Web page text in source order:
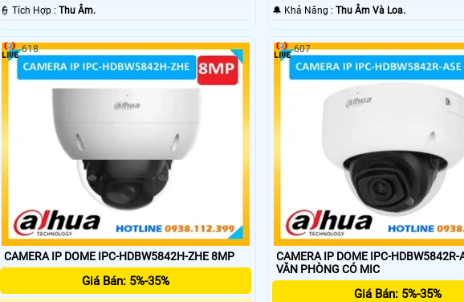
️👮 Tích Hợp : Thu Âm.
️🔔 Khả Năng :Thu Âm Và Loa.
CAMERA IP DOME IPC-HDBW5842H-ZHE 8MP
Giá Bán: 5%-35%
618
CAMERA IP DOME IPC-HDBW5842R-
VĂN PHÒNG CÓ MIC
Giá Bán: 5%-35%
607